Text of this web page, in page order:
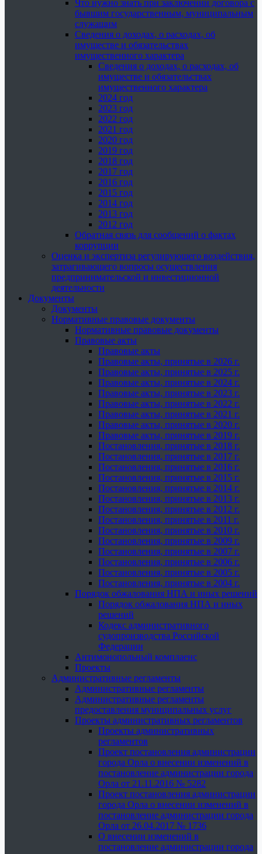
Что нужно знать при заключении договора с
бывшим государственным, муниципальным
служащим
Сведения о доходах, о расходах, об
имуществе и обязательствах
имущественного характера
Сведения о доходах, о расходах, об
имуществе и обязательствах
имущественного характера
2024 год
2023 год
2022 год
2021 год
2020 год
2019 год
2018 год
2017 год
2016 год
2015 год
2014 год
2013 год
2012 год
Обратная связь для сообщений о фактах
коррупции
Оценка и экспертиза регулирующего воздействия,
затрагивающего вопросы осуществления
предпринимательской и инвестиционной
деятельности
Документы
Документы
Нормативные правовые документы
Нормативные правовые документы
Правовые акты
Правовые акты
Правовые акты, принятые в 2026 г.
Правовые акты, принятые в 2025 г.
Правовые акты, принятые в 2024 г.
Правовые акты, принятые в 2023 г.
Правовые акты, принятые в 2022 г.
Правовые акты, принятые в 2021 г.
Правовые акты, принятые в 2020 г.
Правовые акты, принятые в 2019 г.
Постановления, принятые в 2018 г.
Постановления, принятые в 2017 г.
Постановления, принятые в 2016 г.
Постановления, принятые в 2015 г.
Постановления, принятые в 2014 г.
Постановления, принятые в 2013 г.
Постановления, принятые в 2012 г.
Постановления, принятые в 2011 г.
Постановления, принятые в 2010 г.
Постановления, принятые в 2009 г.
Постановления, принятые в 2007 г.
Постановления, принятые в 2006 г.
Постановления, принятые в 2005 г.
Постановления, принятые в 2004 г.
Порядок обжалования НПА и иных решений
Порядок обжалования НПА и иных
решений
Кодекс административного
судопроизводства Российской
Федерации
Антимонопольный комплаенс
Проекты
Административные регламенты
Административные регламенты
Административные регламенты
предоставления муниципальных услуг
Проекты административных регламентов
Проекты административных
регламентов
Проект постановления администрации
города Орла о внесении изменений в
постановление администрации города
Орла от 21.11.2016 № 5282
Проект постановления администрации
города Орла о внесении изменений в
постановление администрации города
Орла от 26.04.2017 № 1736
О внесении изменений в
постановление администрации города